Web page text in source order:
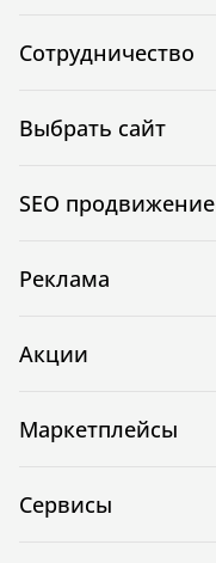
Сотрудничество
Выбрать сайт
SEO продвижение
Реклама
Акции
Маркетплейсы
Сервисы